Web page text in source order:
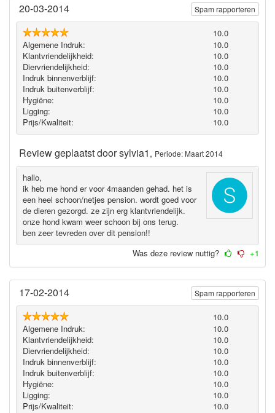
20-03-2014
10.0
Algemene Indruk:
10.0
Klantvriendelijkheid:
10.0
Diervriendelijkheid:
10.0
Indruk binnenverblijf:
10.0
Indruk buitenverblijf:
10.0
Hygiëne‎:
10.0
Ligging:
10.0
Prijs/Kwaliteit:
10.0
Review geplaatst doorsylvia1 , Periode: Maart 2014
hallo,
ik heb me hond er voor 4maanden gehad. het is
een heel schoon/netjes pension. wordt goed voor
de dieren gezorgd. ze zijn erg klantvriendelijk.
onze hond kwam weer schoon bij ons terug.
ben zeer tevreden over dit pension!!
Spam rapporteren
Was deze review nuttig? +1
17-02-2014
10.0
Algemene Indruk:
10.0
Klantvriendelijkheid:
10.0
Diervriendelijkheid:
10.0
Indruk binnenverblijf:
10.0
Indruk buitenverblijf:
10.0
Hygiëne‎:
10.0
Ligging:
10.0
Prijs/Kwaliteit:
10.0
Spam rapporteren